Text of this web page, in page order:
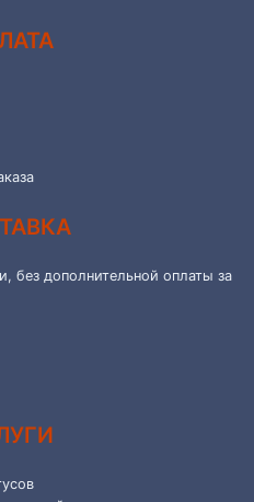
без дополнительной оплаты за